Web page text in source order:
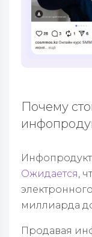
Почему
Ожидается,
миллиарда
Продавая